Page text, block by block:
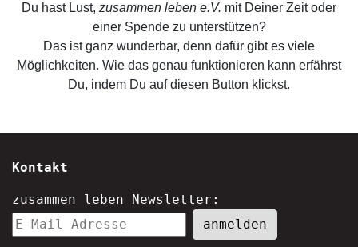
Du hast Lust, zusammen leben e.V. mit Deiner Zeit oder
einer Spende zu unterstützen?
Das ist ganz wunderbar, denn dafür gibt es viele
Möglichkeiten. Wie das genau funktionieren kann erfährst
Du, indem Du auf diesen Button klickst.
Kontakt
zusammen leben Newsletter: